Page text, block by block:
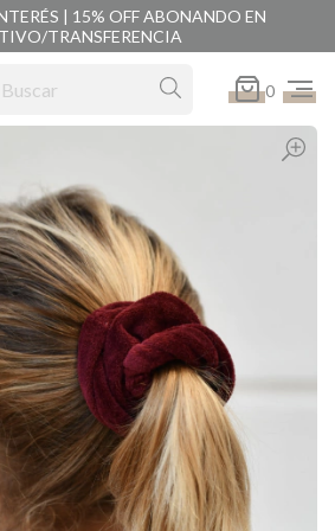
| 15% OFF ABONANDO EN
TRANSFERENCIA
0